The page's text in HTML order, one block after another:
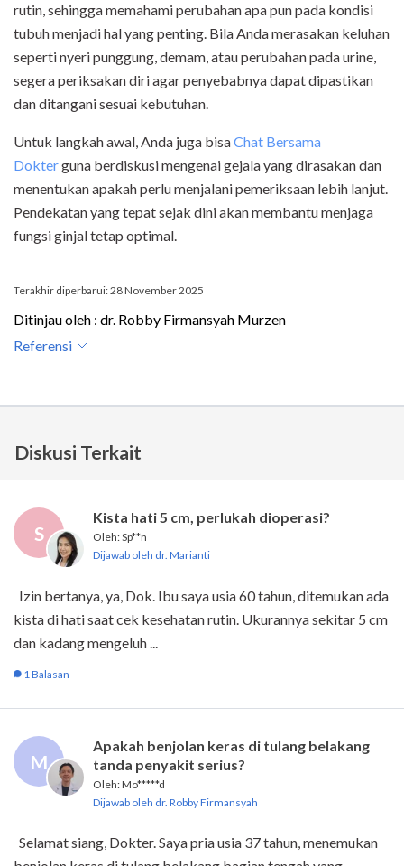
rutin, sehingga memahami perubahan apa pun pada kondisi
tubuh menjadi hal yang penting. Bila Anda merasakan keluhan
seperti nyeri punggung, demam, atau perubahan pada urine,
segera periksakan diri agar penyebabnya dapat dipastikan
dan ditangani sesuai kebutuhan.
Untuk langkah awal, Anda juga bisaChat Bersama
Dokterguna berdiskusi mengenai gejala yang dirasakan dan
menentukan apakah perlu menjalani pemeriksaan lebih lanjut.
Pendekatan yang tepat sejak dini akan membantu menjaga
fungsi ginjal tetap optimal.
Terakhir diperbarui: 28 November 2025